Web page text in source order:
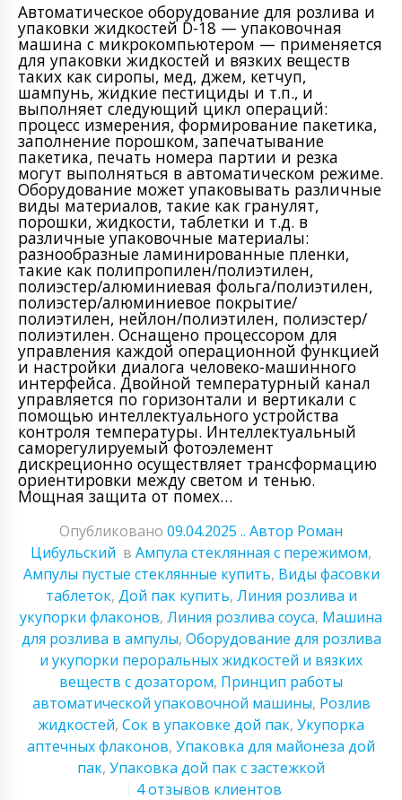
Автоматическое оборудование для розлива и
упаковки жидкостей D-18 — упаковочная
машина с микрокомпьютером — применяется
для упаковки жидкостей и вязких веществ
таких как сиропы, мед, джем, кетчуп,
шампунь, жидкие пестициды и т.п., и
выполняет следующий цикл операций:
процесс измерения, формирование пакетика,
заполнение порошком, запечатывание
пакетика, печать номера партии и резка
могут выполняться в автоматическом режиме.
Оборудование может упаковывать различные
виды материалов, такие как гранулят,
порошки, жидкости, таблетки и т.д. в
различные упаковочные материалы:
разнообразные ламинированные пленки,
такие как полипропилен/полиэтилен,
полиэстер/алюминиевая фольга/полиэтилен,
полиэстер/алюминиевое покрытие/
полиэтилен, нейлон/полиэтилен, полиэстер/
полиэтилен. Оснащено процессором для
управления каждой операционной функцией
и настройки диалога человеко-машинного
интерфейса. Двойной температурный канал
управляется по горизонтали и вертикали с
помощью интеллектуального устройства
контроля температуры. Интеллектуальный
саморегулируемый фотоэлемент
дискреционно осуществляет трансформацию
ориентировки между светом и тенью.
Мощная защита от помех…
Опубликовано 09.04.2025 .. Автор Роман
Цибульский в Ампула стеклянная с пережимом,
Ампулы пустые стеклянные купить, Виды фасовки
таблеток, Дой пак купить, Линия розлива и
укупорки флаконов, Линия розлива соуса, Машина
для розлива в ампулы, Оборудование для розлива
и укупорки пероральных жидкостей и вязких
веществ с дозатором, Принцип работы
автоматической упаковочной машины, Розлив
жидкостей, Сок в упаковке дой пак, Укупорка
аптечных флаконов, Упаковка для майонеза дой
пак, Упаковка дой пак с застежкой
4 отзывов клиентов